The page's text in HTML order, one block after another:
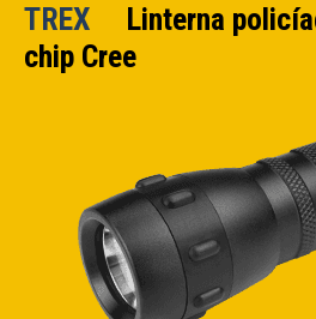
TREX
Linterna
chip Cree